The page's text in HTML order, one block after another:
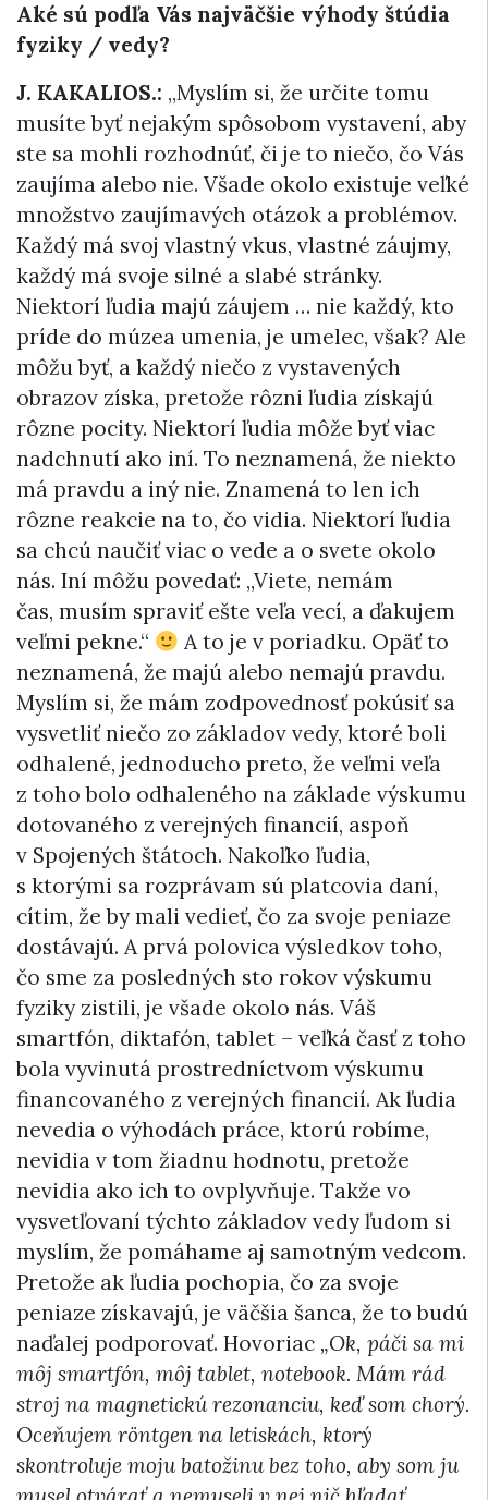
Aké sú podľa Vás najväčšie výhody štúdia
fyziky / vedy?
J. KAKALIOS.: „Myslím si, že určite tomu
musíte byť nejakým spôsobom vystavení, aby
ste sa mohli rozhodnúť, či je to niečo, čo Vás
zaujíma alebo nie. Všade okolo existuje veľké
množstvo zaujímavých otázok a problémov.
Každý má svoj vlastný vkus, vlastné záujmy,
každý má svoje silné a slabé stránky.
Niektorí ľudia majú záujem … nie každý, kto
príde do múzea umenia, je umelec, však? Ale
môžu byť, a každý niečo z vystavených
obrazov získa, pretože rôzni ľudia získajú
rôzne pocity. Niektorí ľudia môže byť viac
nadchnutí ako iní. To neznamená, že niekto
má pravdu a iný nie. Znamená to len ich
rôzne reakcie na to, čo vidia. Niektorí ľudia
sa chcú naučiť viac o vede a o svete okolo
nás. Iní môžu povedať: „Viete, nemám
čas, musím spraviť ešte veľa vecí, a ďakujem
veľmi pekne.“
A to je v poriadku. Opäť to
neznamená, že majú alebo nemajú pravdu.
Myslím si, že mám zodpovednosť pokúsiť sa
vysvetliť niečo zo základov vedy, ktoré boli
odhalené, jednoducho preto, že veľmi veľa
z toho bolo odhaleného na základe výskumu
dotovaného z verejných financií, aspoň
v Spojených štátoch. Nakoľko ľudia,
s ktorými sa rozprávam sú platcovia daní,
cítim, že by mali vedieť, čo za svoje peniaze
dostávajú. A prvá polovica výsledkov toho,
čo sme za posledných sto rokov výskumu
fyziky zistili, je všade okolo nás. Váš
smartfón, diktafón, tablet – veľká časť z toho
bola vyvinutá prostredníctvom výskumu
financovaného z verejných financií. Ak ľudia
nevedia o výhodách práce, ktorú robíme,
nevidia v tom žiadnu hodnotu, pretože
nevidia ako ich to ovplyvňuje. Takže vo
vysvetľovaní týchto základov vedy ľudom si
myslím, že pomáhame aj samotným vedcom.
Pretože ak ľudia pochopia, čo za svoje
peniaze získavajú, je väčšia šanca, že to budú
naďalej podporovať. Hovoriac „Ok, páči sa mi
môj smartfón, môj tablet, notebook. Mám rád
stroj na magnetickú rezonanciu, keď som chorý.
Oceňujem röntgen na letiskách, ktorý
skontroluje moju batožinu bez toho, aby som ju